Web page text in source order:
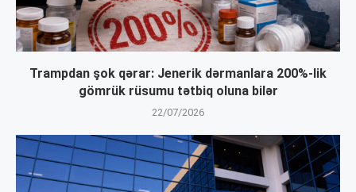
Trampdan şok qərar: Jenerik dərmanlara 200%-lik
gömrük rüsumu tətbiq oluna bilər
22/07/2026